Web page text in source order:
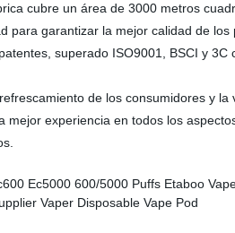
cubre un área de 3000 metros
para garantizar la mejor calidad de
superado ISO9001, BSCI y
de los consumidores y
mejor experiencia en todos los